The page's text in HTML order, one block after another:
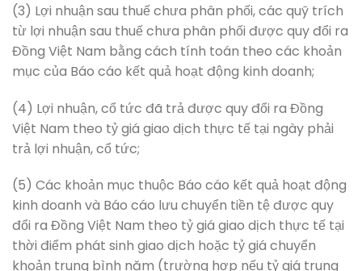
(3) Lợi nhuận sau thuế chưa phân phối, các quỹ trích
từ lợi nhuận sau thuế chưa phân phối được quy đổi ra
Đồng Việt Nam bằng cách tính toán theo các khoản
mục của Báo cáo kết quả hoạt động kinh doanh;
(4) Lợi nhuận, cổ tức đã trả được quy đổi ra Đồng
Việt Nam theo tỷ giá giao dịch thực tế tại ngày phải
trả lợi nhuận, cổ tức;
(5) Các khoản mục thuộc Báo cáo kết quả hoạt động
kinh doanh và Báo cáo lưu chuyển tiền tệ được quy
đổi ra Đồng Việt Nam theo tỷ giá giao dịch thực tế tại
thời điểm phát sinh giao dịch hoặc tỷ giá chuyển
khoản trung bình năm (trường hợp nếu tỷ giá trung